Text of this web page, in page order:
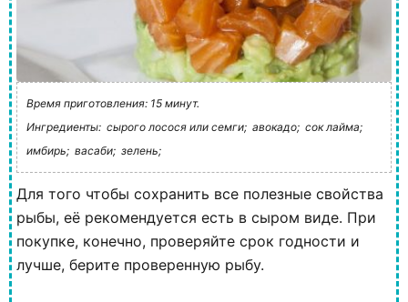
Время приготовления: 15 минут.
Ингредиенты: сырого лосося или семги; авокадо; сок лайма;
имбирь; васаби; зелень;
Для того чтобы сохранить все полезные свойства
рыбы, её рекомендуется есть в сыром виде. При
покупке, конечно, проверяйте срок годности и
лучше, берите проверенную рыбу.